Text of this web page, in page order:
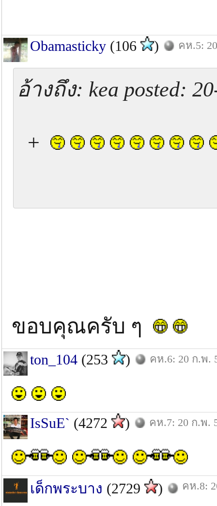
Obamasticky (106 ) คห.5:
อ้างถึง: kea posted:
+
ขอบคุณครับ ๆ
ton_104 (253 ) คห.6: 20 ก.พ.
IsSuE` (4272 ) คห.7: 20 ก.พ.
เด็กพระบาง (2729 ) คห.8: